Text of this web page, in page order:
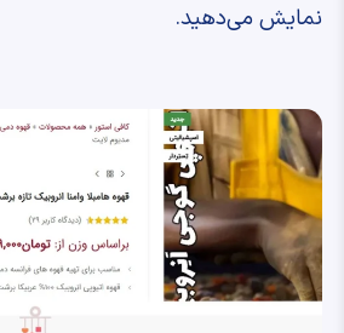
نمایش می‌دهید.